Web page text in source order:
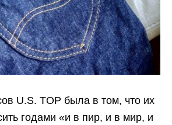
U.S. TOP была в том, что их
годами «и в пир, и в мир, и